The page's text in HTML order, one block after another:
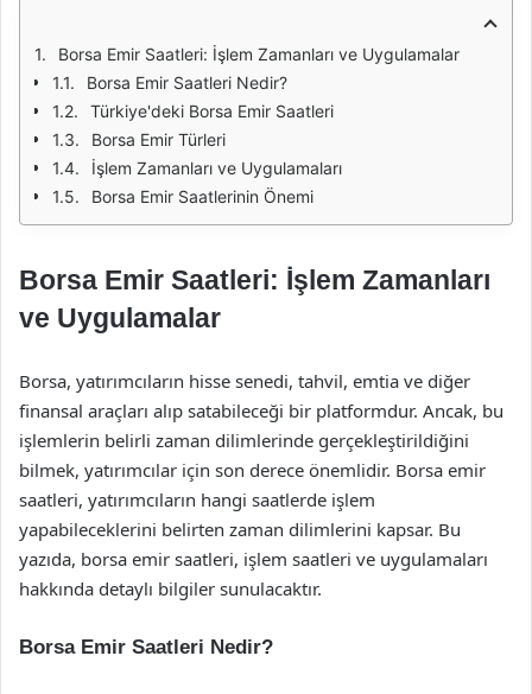
Borsa Emir Saatleri: İşlem Zamanları ve Uygulamalar
Borsa Emir Saatleri Nedir?
Türkiye'deki Borsa Emir Saatleri
Borsa Emir Türleri
İşlem Zamanları ve Uygulamaları
Borsa Emir Saatlerinin Önemi
Borsa Emir Saatleri: İşlem Zamanları
ve Uygulamalar
Borsa, yatırımcıların hisse senedi, tahvil, emtia ve diğer
finansal araçları alıp satabileceği bir platformdur. Ancak, bu
işlemlerin belirli zaman dilimlerinde gerçekleştirildiğini
bilmek, yatırımcılar için son derece önemlidir. Borsa emir
saatleri, yatırımcıların hangi saatlerde işlem
yapabileceklerini belirten zaman dilimlerini kapsar. Bu
yazıda, borsa emir saatleri, işlem saatleri ve uygulamaları
hakkında detaylı bilgiler sunulacaktır.
Borsa Emir Saatleri Nedir?